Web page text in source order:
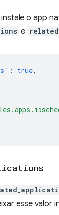
o app
e
: true,
esse valor